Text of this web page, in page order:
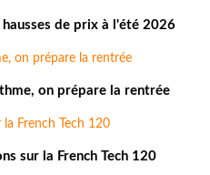
de prix à l'été 2026
on prépare la rentrée
sur la French Tech 120